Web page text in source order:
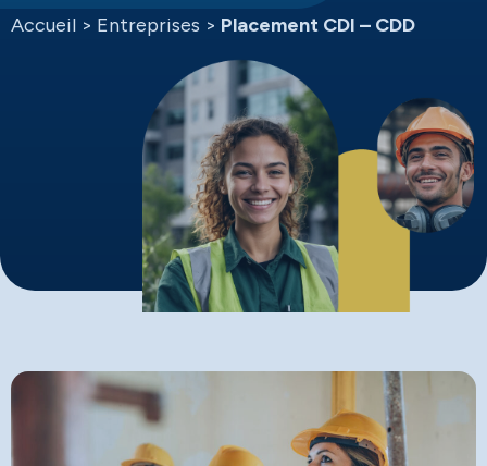
Accueil > Entreprises > Placement CDI – CDD